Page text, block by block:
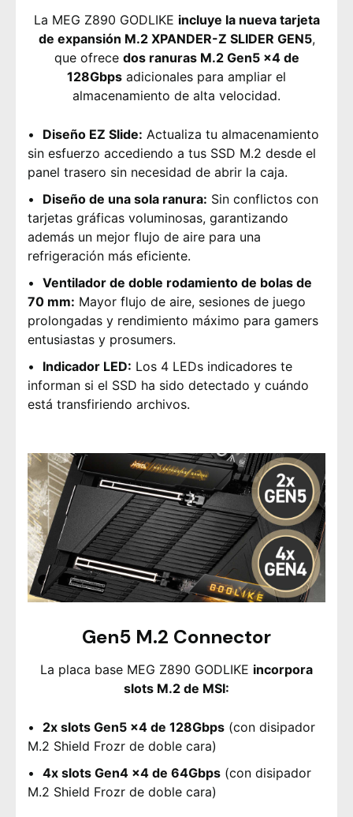
La MEG Z890 GODLIKE incluye la nueva tarjeta
de expansión M.2 XPANDER-Z SLIDER GEN5,
que ofrece dos ranuras M.2 Gen5 x4 de
128Gbps adicionales para ampliar el
almacenamiento de alta velocidad.
Diseño EZ Slide: Actualiza tu almacenamiento
sin esfuerzo accediendo a tus SSD M.2 desde el
panel trasero sin necesidad de abrir la caja.
Diseño de una sola ranura: Sin conflictos con
tarjetas gráficas voluminosas, garantizando
además un mejor flujo de aire para una
refrigeración más eficiente.
Ventilador de doble rodamiento de bolas de
70 mm: Mayor flujo de aire, sesiones de juego
prolongadas y rendimiento máximo para gamers
entusiastas y prosumers.
Indicador LED: Los 4 LEDs indicadores te
informan si el SSD ha sido detectado y cuándo
está transfiriendo archivos.
Gen5 M.2 Connector
La placa base MEG Z890 GODLIKE incorpora
slots M.2 de MSI:
2x slots Gen5 x4 de 128Gbps (con disipador
M.2 Shield Frozr de doble cara)
4x slots Gen4 x4 de 64Gbps (con disipador
M.2 Shield Frozr de doble cara)